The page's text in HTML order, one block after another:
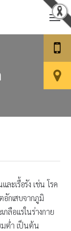
ะเรื้อรัง เช่น โรค
อักเสบจากภูมิ
ลือแร่ในร่างกาย
มต่ำ เป็นต้น